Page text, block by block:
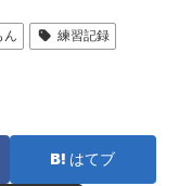
ん
練習記録
はてブ